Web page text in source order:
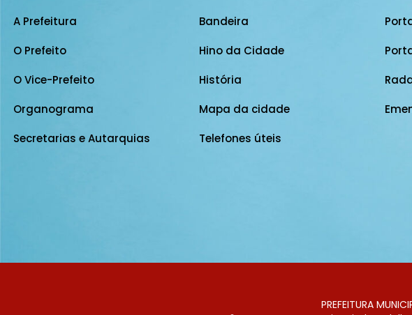
A Prefeitura
O Prefeito
O Vice-Prefeito
Organograma
Secretarias e Autarquias
Bandeira
Hino da Cidade
História
Mapa da cidade
Telefones úteis
PREFEITURA